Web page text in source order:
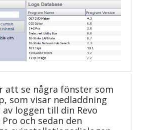
att se några fönster som
som visar nedladdning
loggen till din Revo
och sedan den